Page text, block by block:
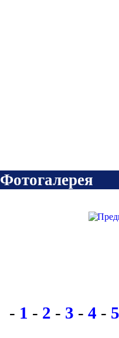
Фотогалерея
- 1 - 2 - 3 - 4 - 5